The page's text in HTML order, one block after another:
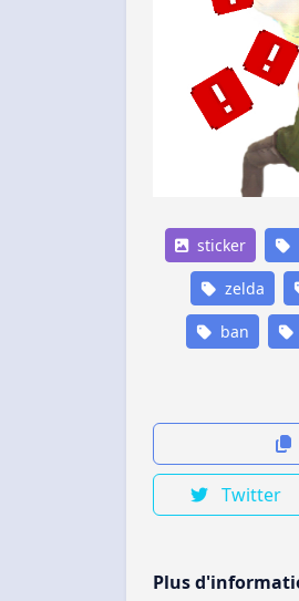
sticker
zelda
ban
Twitter
Plus